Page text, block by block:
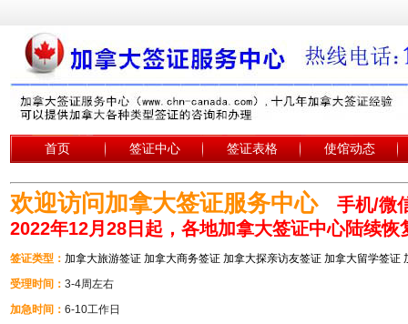
首页 签证中心 签证表格 使馆动态
欢迎访问加拿大签证服务中心
手机/微
2022年12月28日起，各地加拿大签证中心陆续恢
签证类型： 加拿大旅游签证 加拿大商务签证 加拿大探亲访友签证 加拿大留学签证
受理时间： 3-4周左右
加急时间： 6-10工作日